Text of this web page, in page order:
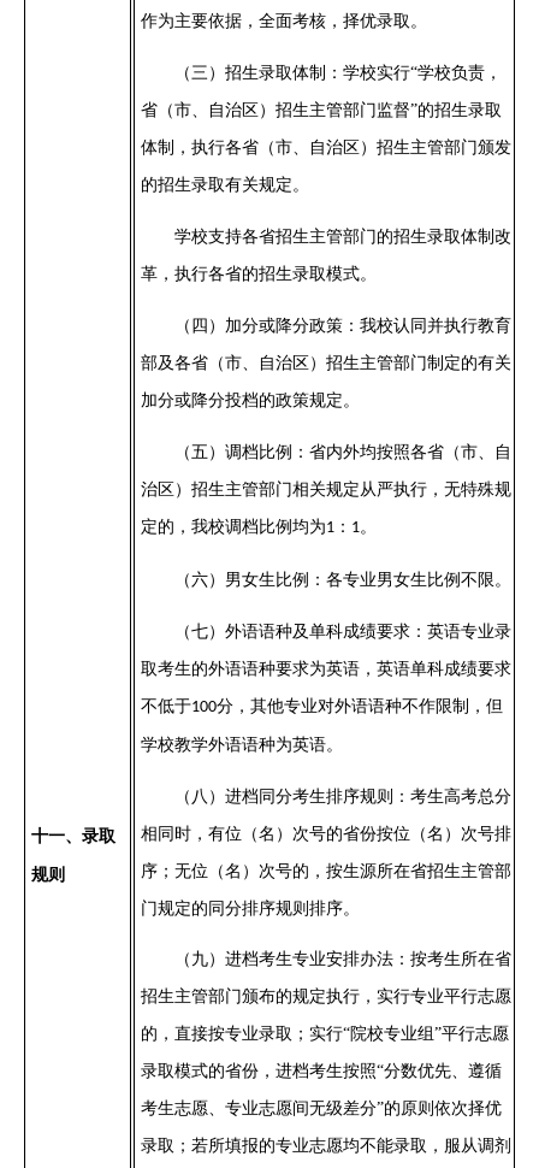
十一、录取
规则
作为主要依据，全面考核，择优录取。
（三） 招生录取体制：学校实行“学校负责，
省（市、自治区）招生主管部门监督”的招生录取
体制，执行各省（市、自治区）招生主管部门颁发
的招生录取有关规定。
学校支持各省招生主管部门的招生录取体制改
革，执行各省的招生录取模式。
（四） 加分或降分政策：我校认同并执行教育
部及各省（市、自治区）招生主管部门制定的有关
加分或降分投档的政策规定。
（五） 调档比例：省内外均按照各省（市、自
治区）招生主管部门相关规定从严执行， 无特殊规
定的，我校调档比例均为1 ： 1。
（六） 男女生比例：各专业男女生比例不限。
（七） 外语语种及单科成绩要求：英语专业录
取考生的外语语种要求为英语， 英语单科成绩要求
不低于100分，其他专业对外语语种不作限制，但
学校教学外语语种为英语。
（八） 进档同分考生排序规则：考生高考总分
相同时，有位（名）次号的省份按位（名）次号排
序；无位（名）次号的，按生源所在省招生主管部
门规定的同分排序规则排序。
（九） 进档考生专业安排办法： 按考生所在省
招生主管部门颁布的规定执行，实行专业平行志愿
的，直接按专业录取；实行“院校专业组”平行志愿
录取模式的省份，进档考生按照“分数优先、遵循
考生志愿、专业志愿间无级差分”的原则依次择优
录取；若所填报的专业志愿均不能录取，服从调剂